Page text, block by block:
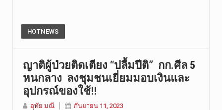
HOTNEWS
ญาติผู้ป่วยติดเตียง “ปลื้มปีติ” กก.ศีล 5
หนกลาง ลงชุมชนเยี่ยมมอบเงินและ
อุปกรณ์ของใช้!!
อุทัย มณี กันยายน 11, 2023